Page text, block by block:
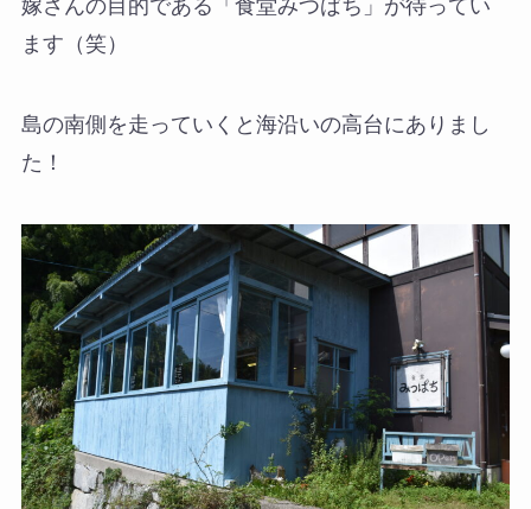
嫁さんの目的である「食堂みつばち」が待ってい
ます（笑）
島の南側を走っていくと海沿いの高台にありまし
た！